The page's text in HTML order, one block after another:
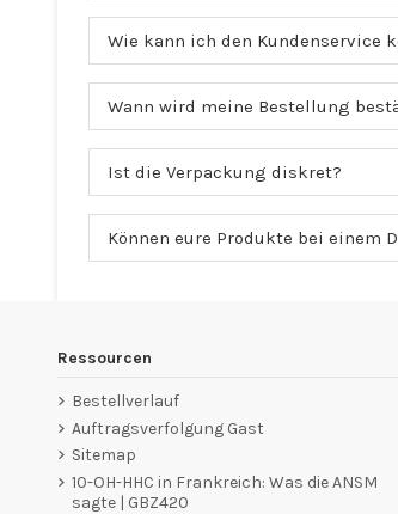
Wie kann ich den Kundenservice
Wann wird meine Bestellung
Ist die Verpackung diskret?
Können eure Produkte bei einem
Ressourcen
Bestellverlauf
Auftragsverfolgung Gast
Sitemap
10-OH-HHC in Frankreich: Was die ANSM
sagte | GBZ420